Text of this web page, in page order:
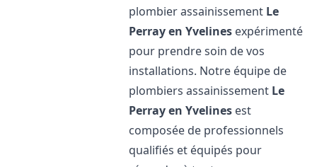
plombier assainissement Le
Perray en Yvelines expérimenté
pour prendre soin de vos
installations. Notre équipe de
plombiers assainissement Le
Perray en Yvelines est
composée de professionnels
qualifiés et équipés pour